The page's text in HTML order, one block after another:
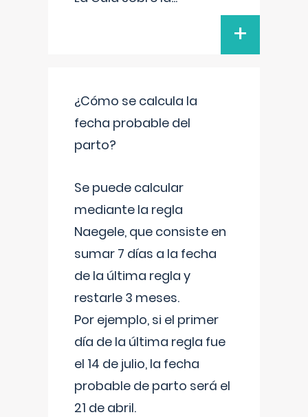
+
¿Cómo se calcula la
fecha probable del
parto?
Se puede calcular
mediante la regla
Naegele, que consiste en
sumar 7 días a la fecha
de la última regla y
restarle 3 meses.
Por ejemplo, si el primer
día de la última regla fue
el 14 de julio, la fecha
probable de parto será el
21 de abril.